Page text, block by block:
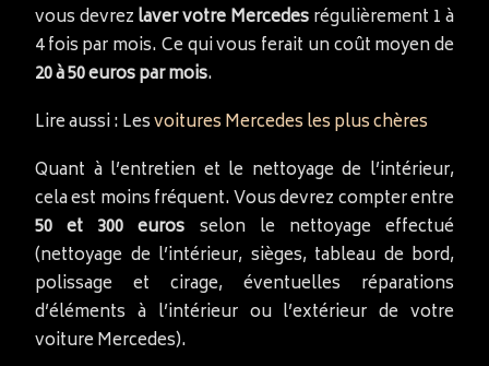
vous devrezlaver votre Mercedesrégulièrement 1 à
4 fois par mois. Ce qui vous ferait un coût moyen de
20 à 50 euros par mois.
Lire aussi : Lesvoitures Mercedes les plus chères
Quant à l’entretien et le nettoyage de l’intérieur,
cela est moins fréquent. Vous devrez compter entre
50 et 300 euros selon le nettoyage effectué
(nettoyage de l’intérieur, sièges, tableau de bord,
polissage et cirage, éventuelles réparations
d’éléments à l’intérieur ou l’extérieur de votre
voiture Mercedes).